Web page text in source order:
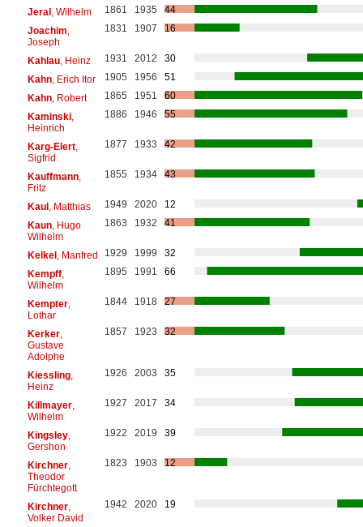
Jeral, Wilhelm 1861 1935
44
Joachim
Joseph
1831 1907 16
Kahlau, Heinz 1931 2012
30
Kahn, Erich Itor 1905 1956
51
Kahn, Robert 1865 1951
60
Kaminski,
Heinrich
1886 1946 55
Karg-Elert,
Sigfrid
1877 1933 42
Kauffmann,
Fritz
1855 1934 43
Kaul, Matthias 1949 2020
12
Kaun, Hugo
Wilhelm
1863 1932 41
Kelkel, Manfred 1929 1999
32
Kempff,
Wilhelm
1895 1991 66
Kempter,
Lothar
1844 1918 27
Kerker,
Gustave
Adolphe
1857 1923 32
Kiessling,
Heinz
1926 2003 35
Killmayer,
Wilhelm
1927 2017 34
Kingsley,
Gershon
1922 2019 39
Kirchner,
Theodor
Fürchtegott
1823 1903 12
Kirchner,
Volker David
1942 2020 19